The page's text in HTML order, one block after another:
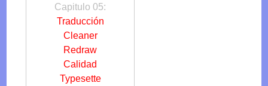
Capitulo 05:
Traducción
Cleaner
Redraw
Calidad
Typesette